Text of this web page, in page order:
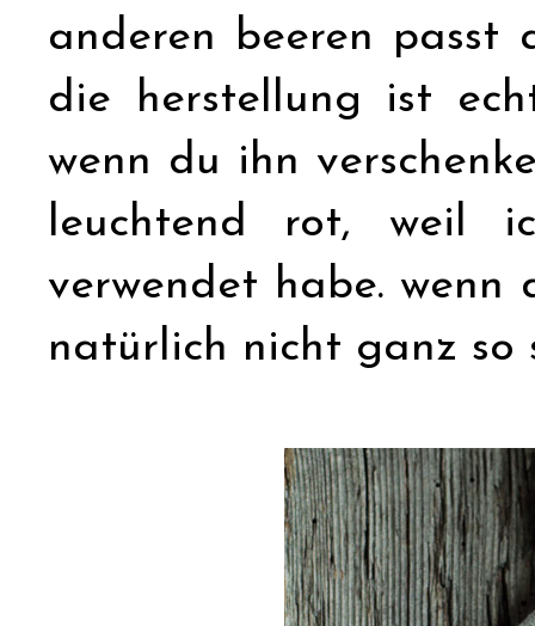
anderen beeren passt
die herstellung ist
wenn du ihn
leuchtend rot, weil
verwendet habe. wenn
natürlich nicht ganz so